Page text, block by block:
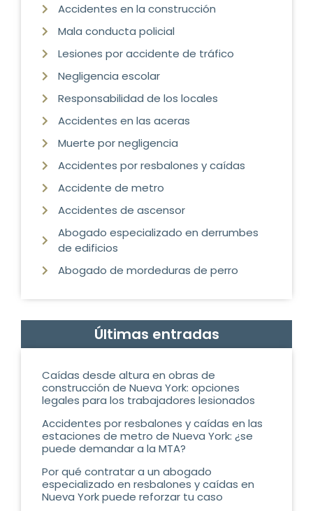
Accidentes en la construcción
Mala conducta policial
Lesiones por accidente de tráfico
Negligencia escolar
Responsabilidad de los locales
Accidentes en las aceras
Muerte por negligencia
Accidentes por resbalones y caídas
Accidente de metro
Accidentes de ascensor
Abogado especializado en derrumbes
de edificios
Abogado de mordeduras de perro
Últimas entradas
Caídas desde altura en obras de
construcción de Nueva York: opciones
legales para los trabajadores lesionados
Accidentes por resbalones y caídas en las
estaciones de metro de Nueva York: ¿se
puede demandar a la MTA?
Por qué contratar a un abogado
especializado en resbalones y caídas en
Nueva York puede reforzar tu caso